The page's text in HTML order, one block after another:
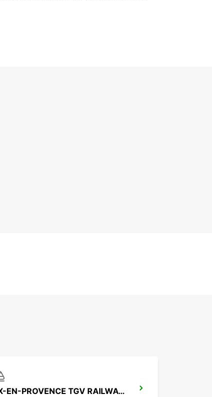
AIX-EN-PROVENCE TGV RAILWAY STATION